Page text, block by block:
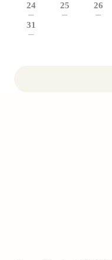
24
---
25
---
26
---
31
---